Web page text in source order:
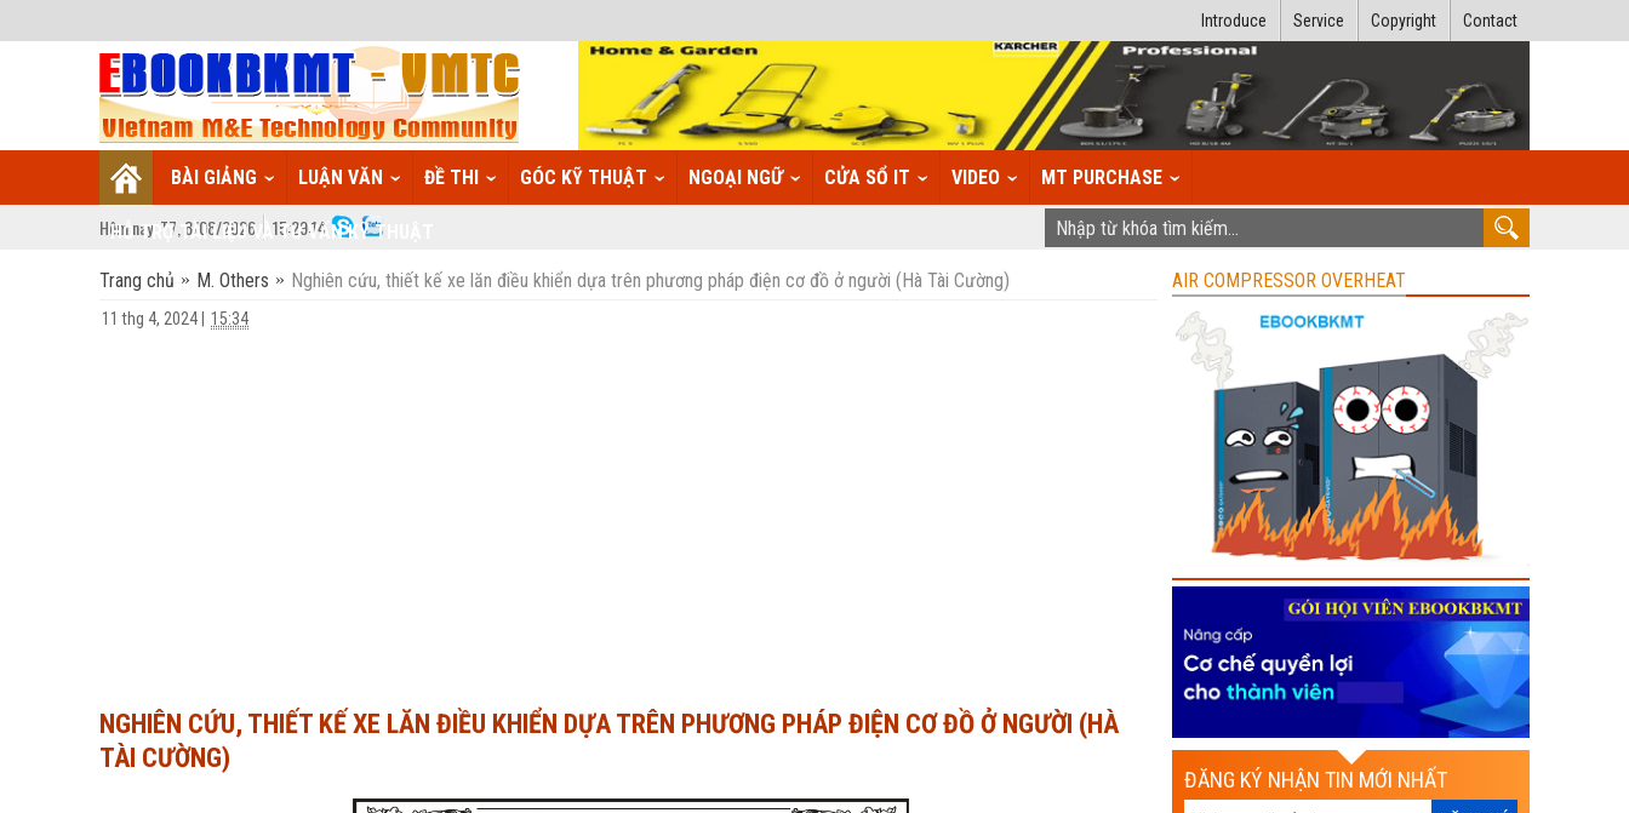
Contact
Copyright
Service
Introduce
BÀI GIẢNG LUẬN VĂN ĐỀ THI GÓC KỸ THUẬT NGOẠI NGỮ CỬA SỔ IT VIDEO MT PURCHASE
HỖ TRỢ TÀI LIỆU VÀ TƯ VẤN KỸ THUẬT
Hôm nay: T7, 8/08/2026 15:29:15
Trang chủ M. Others Nghiên cứu, thiết kế xe lăn điều khiển dựa trên phương pháp điện cơ đồ ở người (Hà Tài Cường)
11 thg 4, 2024 15:34
NGHIÊN CỨU, THIẾT KẾ XE LĂN ĐIỀU KHIỂN DỰA TRÊN PHƯƠNG PHÁP ĐIỆN CƠ ĐỒ Ở NGƯỜI (HÀ
TÀI CƯỜNG)
AIR COMPRESSOR OVERHEAT
ĐĂNG KÝ NHẬN TIN MỚI NHẤT